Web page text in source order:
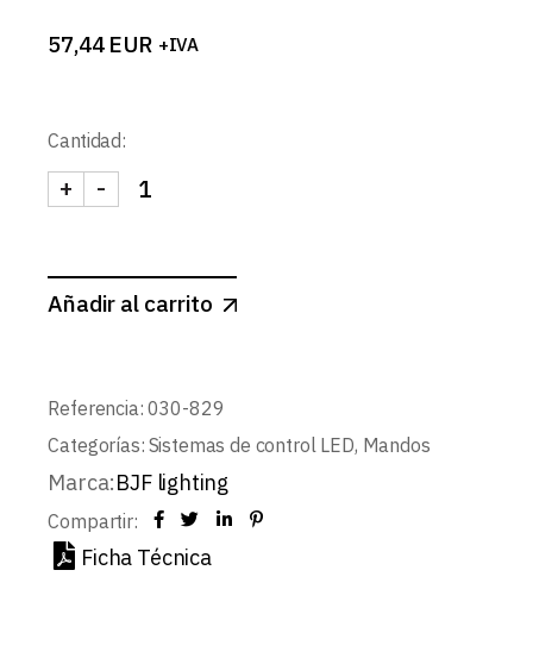
57,44 EUR +IVA
Cantidad:
MANDO DE PARED A BATERIA 4 ZONAS
-
+
Añadir al carrito
Referencia: 030-829
Categorías: Sistemas de control LED, Mandos
Marca:BJF lighting
Compartir:
Ficha Técnica